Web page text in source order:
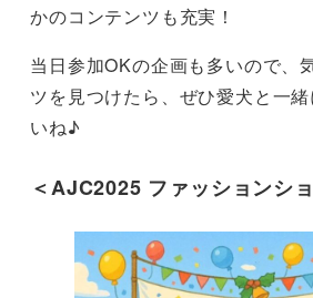
かのコンテンツも充実！
当日参加OKの企画も多いので、
ツを見つけたら、ぜひ愛犬と一
いね♪
＜AJC2025 ファッションシ